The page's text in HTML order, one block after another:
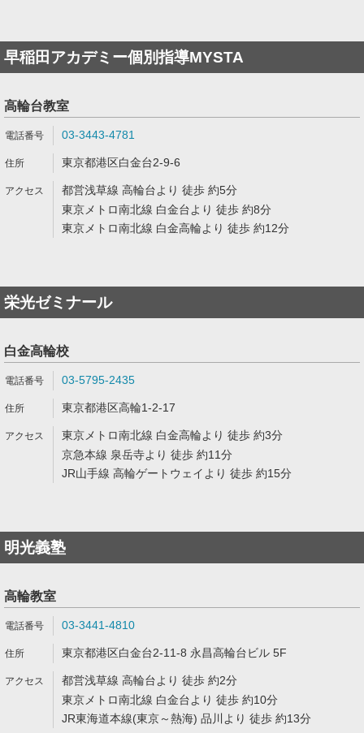
早稲田アカデミー個別指導MYSTA
高輪台教室
03-3443-4781
東京都港区白金台2-9-6
都営浅草線 高輪台より 徒歩 約5分
東京メトロ南北線 白金台より 徒歩 約8分
東京メトロ南北線 白金高輪より 徒歩 約12分
栄光ゼミナール
白金高輪校
03-5795-2435
東京都港区高輪1-2-17
東京メトロ南北線 白金高輪より 徒歩 約3分
京急本線 泉岳寺より 徒歩 約11分
JR山手線 高輪ゲートウェイより 徒歩 約15分
明光義塾
高輪教室
03-3441-4810
東京都港区白金台2-11-8 永昌高輪台ビル 5F
都営浅草線 高輪台より 徒歩 約2分
東京メトロ南北線 白金台より 徒歩 約10分
JR東海道本線(東京～熱海) 品川より 徒歩 約13分